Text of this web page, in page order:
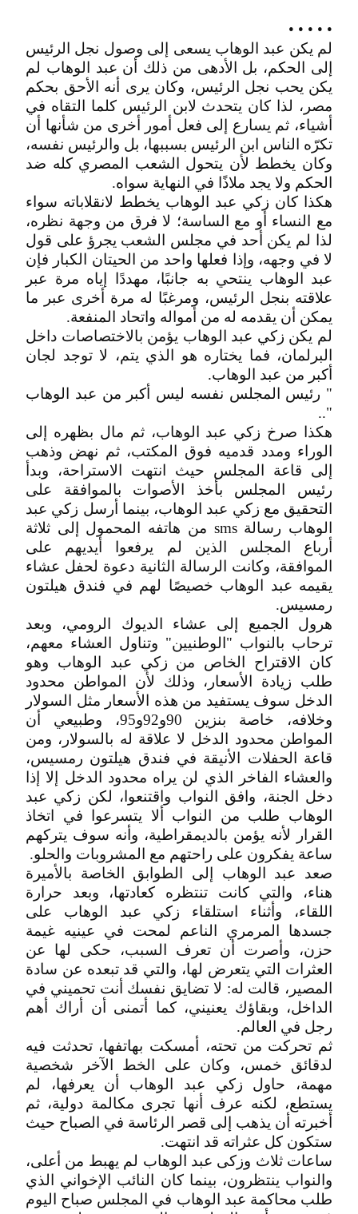
• • • • •
لم يكن عبد الوهاب يسعى إلى وصول نجل الرئيس
إلى الحكم، بل الأدهى من ذلك أن عبد الوهاب لم
يكن يحب نجل الرئيس، وكان يرى أنه الأحق بحكم
مصر، لذا كان يتحدث لابن الرئيس كلما التقاه في
أشياء، ثم يسارع إلى فعل أمور أخرى من شأنها أن
تكرّه الناس ابن الرئيس بسببها، بل والرئيس نفسه،
وكان يخطط لأن يتحول الشعب المصري كله ضد
الحكم ولا يجد ملاذًا في النهاية سواه.
هكذا كان زكي عبد الوهاب يخطط لانقلاباته سواء
مع النساء أو مع الساسة؛ لا فرق من وجهة نظره،
لذا لم يكن أحد في مجلس الشعب يجرؤ على قول
لا في وجهه، وإذا فعلها واحد من الحيتان الكبار فإن
عبد الوهاب ينتحي به جانبًا، مهددًا إياه مرة عبر
علاقته بنجل الرئيس، ومرغبًا له مرة أخرى عبر ما
يمكن أن يقدمه له من أمواله واتحاد المنفعة.
لم يكن زكي عبد الوهاب يؤمن بالاختصاصات داخل
البرلمان، فما يختاره هو الذي يتم، لا توجد لجان
أكبر من عبد الوهاب.
" رئيس المجلس نفسه ليس أكبر من عبد الوهاب
"..
هكذا صرخ زكي عبد الوهاب، ثم مال بظهره إلى
الوراء ومدد قدميه فوق المكتب، ثم نهض وذهب
إلى قاعة المجلس حيث انتهت الاستراحة، وبدأ
رئيس المجلس بأخذ الأصوات بالموافقة على
التحقيق مع زكي عبد الوهاب، بينما أرسل زكي عبد
الوهاب رسالة sms من هاتفه المحمول إلى ثلاثة
أرباع المجلس الذين لم يرفعوا أيديهم على
الموافقة، وكانت الرسالة الثانية دعوة لحفل عشاء
يقيمه عبد الوهاب خصيصًا لهم في فندق هيلتون
رمسيس.
هرول الجميع إلى عشاء الديوك الرومي، وبعد
ترحاب بالنواب "الوطنيين" وتناول العشاء معهم،
كان الاقتراح الخاص من زكي عبد الوهاب وهو
طلب زيادة الأسعار، وذلك لأن المواطن محدود
الدخل سوف يستفيد من هذه الأسعار مثل السولار
وخلافه، خاصة بنزين 90و92و95، وطبيعي أن
المواطن محدود الدخل لا علاقة له بالسولار، ومن
قاعة الحفلات الأنيقة في فندق هيلتون رمسيس،
والعشاء الفاخر الذي لن يراه محدود الدخل إلا إذا
دخل الجنة، وافق النواب واقتنعوا، لكن زكي عبد
الوهاب طلب من النواب ألا يتسرعوا في اتخاذ
القرار لأنه يؤمن بالديمقراطية، وأنه سوف يتركهم
ساعة يفكرون على راحتهم مع المشروبات والحلو.
صعد عبد الوهاب إلى الطوابق الخاصة بالأميرة
هناء، والتي كانت تنتظره كعادتها، وبعد حرارة
اللقاء، وأثناء استلقاء زكي عبد الوهاب على
جسدها المرمري الناعم لمحت في عينيه غيمة
حزن، وأصرت أن تعرف السبب، حكى لها عن
العثرات التي يتعرض لها، والتي قد تبعده عن سادة
المصير، قالت له: لا تضايق نفسك أنت تحميني في
الداخل، وبقاؤك يعنيني، كما أتمنى أن أراك أهم
رجل في العالم.
ثم تحركت من تحته، أمسكت بهاتفها، تحدثت فيه
لدقائق خمس، وكان على الخط الآخر شخصية
مهمة، حاول زكي عبد الوهاب أن يعرفها، لم
يستطع، لكنه عرف أنها تجرى مكالمة دولية، ثم
أخبرته أن يذهب إلى قصر الرئاسة في الصباح حيث
ستكون كل عثراته قد انتهت.
ساعات ثلاث وزكى عبد الوهاب لم يهبط من أعلى،
والنواب ينتظرون، بينما كان النائب الإخواني الذي
طلب محاكمة عبد الوهاب في المجلس صباح اليوم